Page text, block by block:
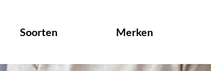
Soorten Merken